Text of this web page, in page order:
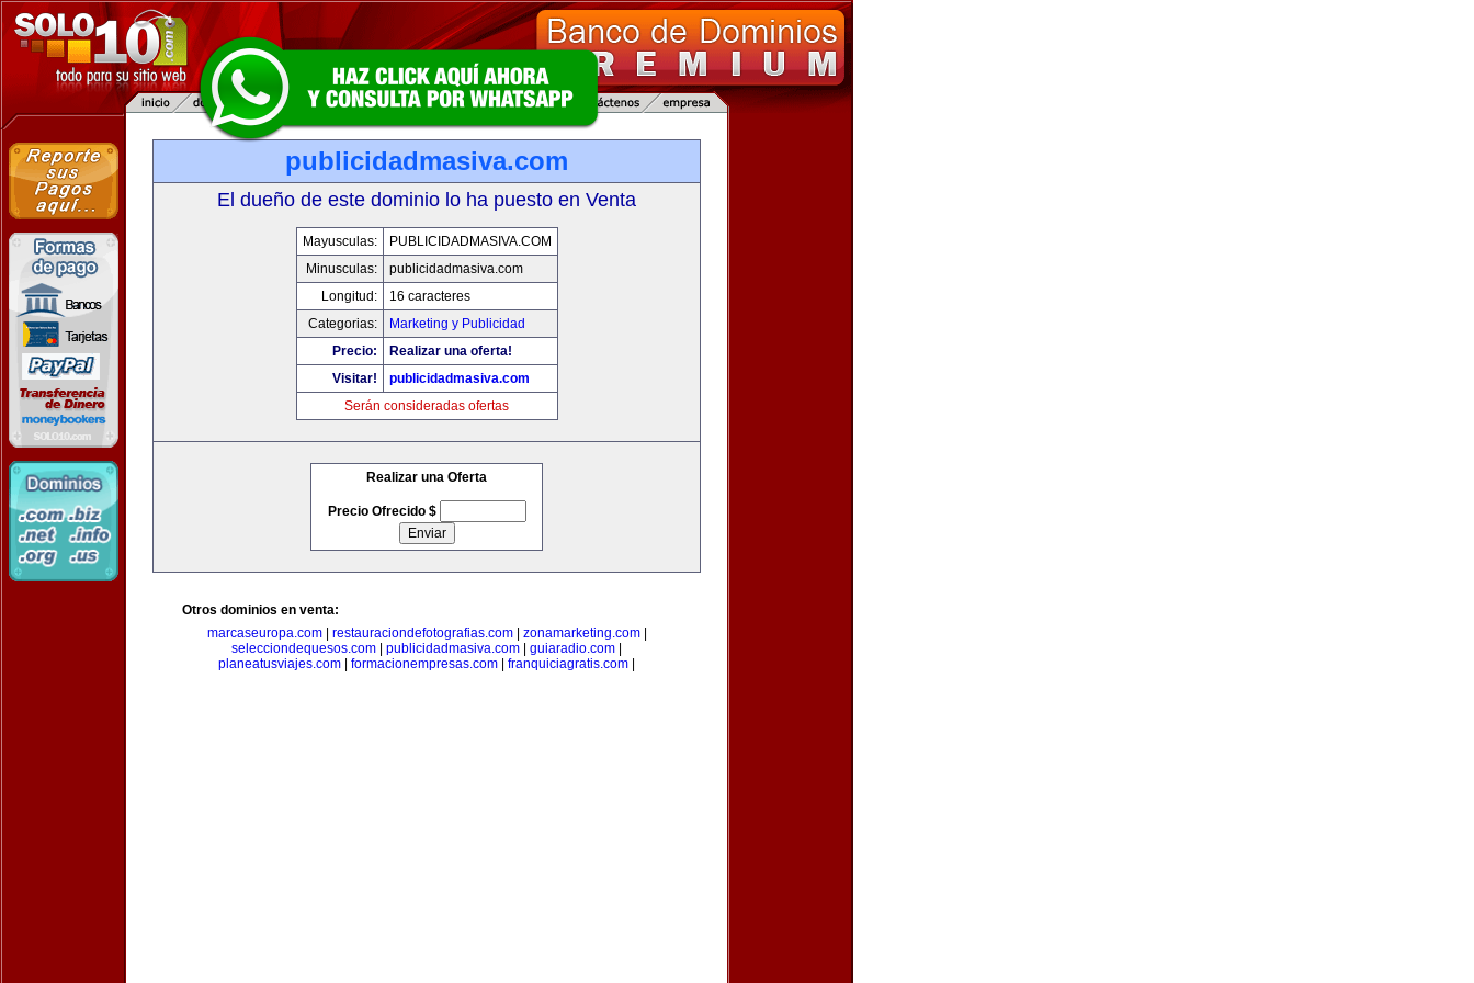
publicidadmasiva.com
El dueño de este dominio lo ha puesto en Venta
Mayusculas:
PUBLICIDADMASIVA.COM
Minusculas:
publicidadmasiva.com
Longitud:
16 caracteres
Categorias:
Marketing y Publicidad
Precio:
Realizar una oferta!
Visitar!
publicidadmasiva.com
Serán consideradas ofertas
Realizar una Oferta
Precio Ofrecido $
Otros dominios en venta:
marcaseuropa.com| restauraciondefotografias.com| zonamarketing.com|
selecciondequesos.com
publicidadmasiva.com guiaradio.com
planeatusviajes.com
formacionempresas.com franquiciagratis.com